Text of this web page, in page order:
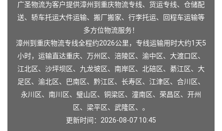
广圣物流为客户提供漳州到重庆物流专线、货运专线、仓储配
送、轿车托运大件运输、搬厂搬家、行李托运、回程车运输等
多方位物流服务！
漳州到重庆物流专线全程约2026公里，专线运输用时大约1天5
小时，运输直达重庆、 万州区、 涪陵区、 渝中区、 大渡口区、
江北区、 沙坪坝区、 九龙坡区、 南岸区、 北碚区、 綦江区、 大
足区、 渝北区、 巴南区、 黔江区、 长寿区、 江津区、 合川区、
永川区、 南川区、 璧山区、 铜梁区、 潼南区、 荣昌区、 开州
区、 梁平区、 武隆区、。
更新时间：2026-08-07 10:45